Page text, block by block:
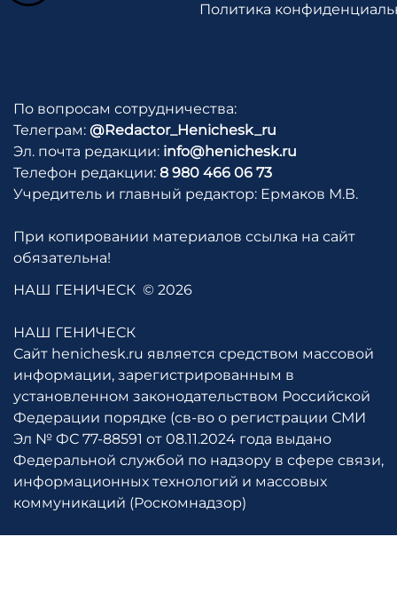
Политика
По вопросам сотрудничества:
Телеграм: @Redactor_Henichesk_ru
Эл. почта редакции: info@henichesk.ru
Телефон редакции: 8 980 466 06 73
Учредитель и главный редактор: Ермаков М.В.
При копировании материалов ссылка на сайт
обязательна!
НАШ ГЕНИЧЕСК © 2026
НАШ ГЕНИЧЕСК
Сайт henichesk.ru является средством массовой
информации, зарегистрированным в
установленном законодательством Российской
Федерации порядке (св-во о регистрации СМИ
Эл № ФС 77-88591 от 08.11.2024 года выдано
Федеральной службой по надзору в сфере связи,
информационных технологий и массовых
коммуникаций (Роскомнадзор)